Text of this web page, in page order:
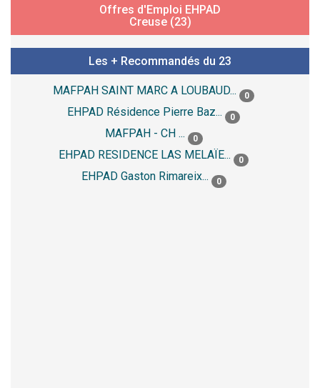
Offres d'Emploi EHPAD
Creuse (23)
Les + Recommandés du 23
MAFPAH SAINT MARC A LOUBAUD... 0
EHPAD Résidence Pierre Baz... 0
MAFPAH - CH ... 0
EHPAD RESIDENCE LAS MELAÏE... 0
EHPAD Gaston Rimareix... 0